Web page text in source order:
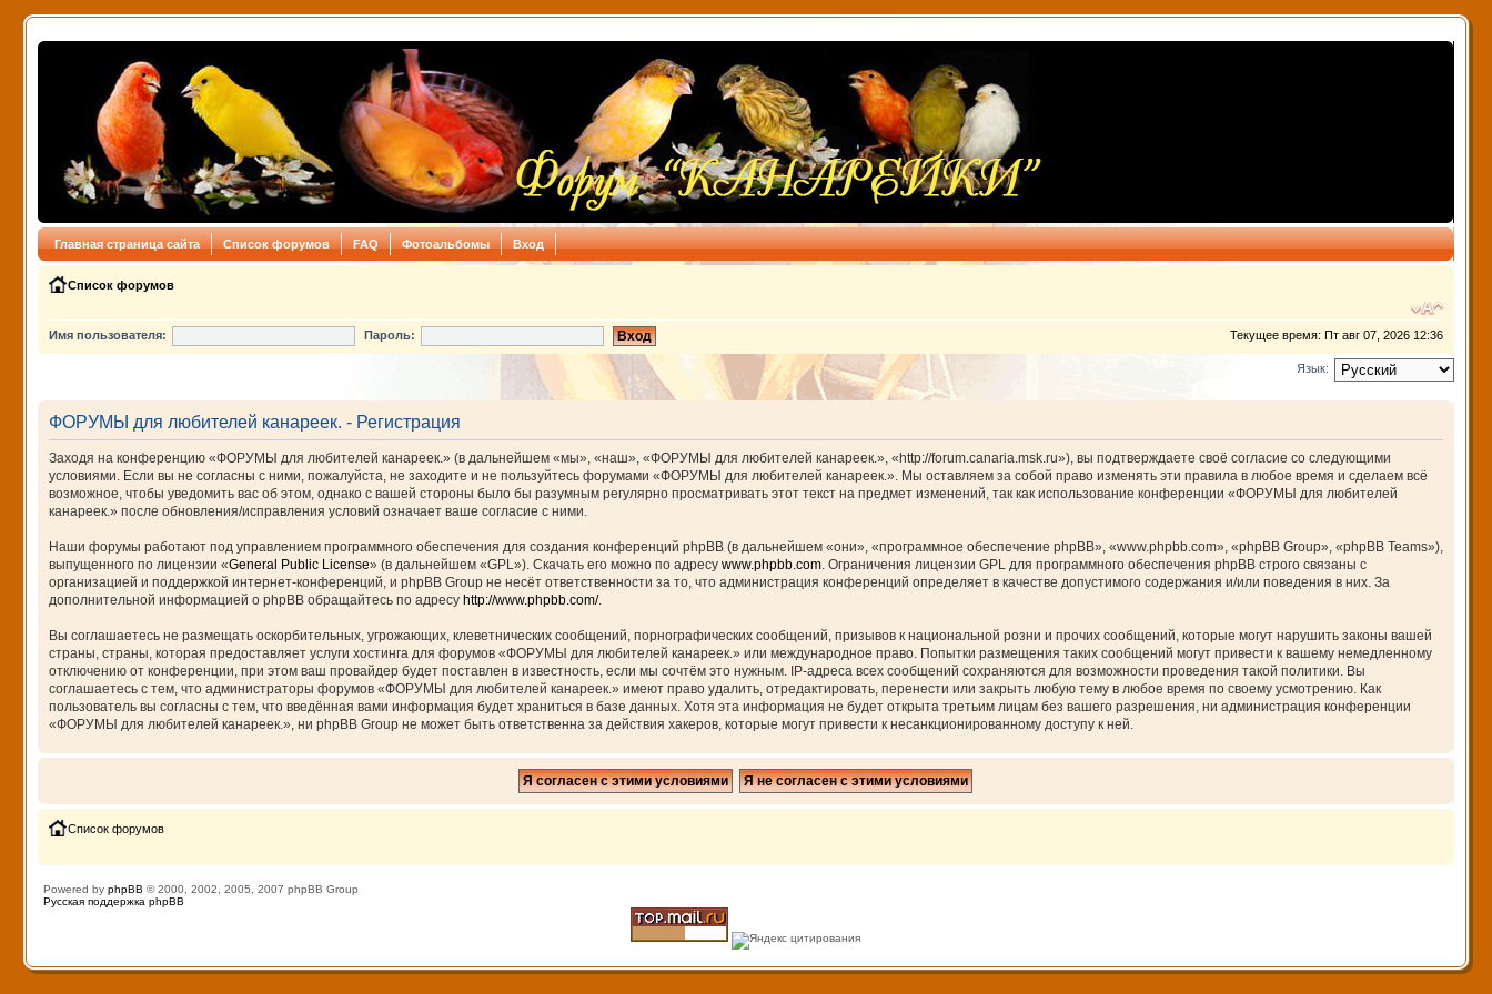
Главная страница сайта Список форумов FAQ Фотоальбомы Вход
Список форумов
Текущее время: Пт авг 07, 2026 12:36
Имя пользователя: Пароль:
Язык:
ФОРУМЫ для любителей канареек. - Регистрация
Заходя на конференцию «ФОРУМЫ для любителей канареек.» (в дальнейшем «мы», «наш», «ФОРУМЫ для любителей канареек.», «http://forum.canaria.msk.ru»), вы подтверждаете своё согласие со следующими
условиями. Если вы не согласны с ними, пожалуйста, не заходите и не пользуйтесь форумами «ФОРУМЫ для любителей канареек.». Мы оставляем за собой право изменять эти правила в любое время и сделаем всё
возможное, чтобы уведомить вас об этом, однако с вашей стороны было бы разумным регулярно просматривать этот текст на предмет изменений, так как использование конференции «ФОРУМЫ для любителей
канареек.» после обновления/исправления условий означает ваше согласие с ними.
Наши форумы работают под управлением программного обеспечения для создания конференций phpBB (в дальнейшем «они», «программное обеспечение phpBB», «www.phpbb.com», «phpBB Group», «phpBB Teams»),
выпущенного по лицензии «General Public License» (в дальнейшем «GPL»). Скачать его можно по адресу www.phpbb.com. Ограничения лицензии GPL для программного обеспечения phpBB строго связаны с
организацией и поддержкой интернет-конференций, и phpBB Group не несёт ответственности за то, что администрация конференций определяет в качестве допустимого содержания и/или поведения в них. За
дополнительной информацией о phpBB обращайтесь по адресу http://www.phpbb.com/.
Вы соглашаетесь не размещать оскорбительных, угрожающих, клеветнических сообщений, порнографических сообщений, призывов к национальной розни и прочих сообщений, которые могут нарушить законы вашей
страны, страны, которая предоставляет услуги хостинга для форумов «ФОРУМЫ для любителей канареек.» или международное право. Попытки размещения таких сообщений могут привести к вашему немедленному
отключению от конференции, при этом ваш провайдер будет поставлен в известность, если мы сочтём это нужным. IP-адреса всех сообщений сохраняются для возможности проведения такой политики. Вы
соглашаетесь с тем, что администраторы форумов «ФОРУМЫ для любителей канареек.» имеют право удалить, отредактировать, перенести или закрыть любую тему в любое время по своему усмотрению. Как
пользователь вы согласны с тем, что введённая вами информация будет храниться в базе данных. Хотя эта информация не будет открыта третьим лицам без вашего разрешения, ни администрация конференции
«ФОРУМЫ для любителей канареек.», ни phpBB Group не может быть ответственна за действия хакеров, которые могут привести к несанкционированному доступу к ней.
Список форумов
Powered by phpBB © 2000, 2002, 2005, 2007 phpBB Group
Русская поддержка phpBB